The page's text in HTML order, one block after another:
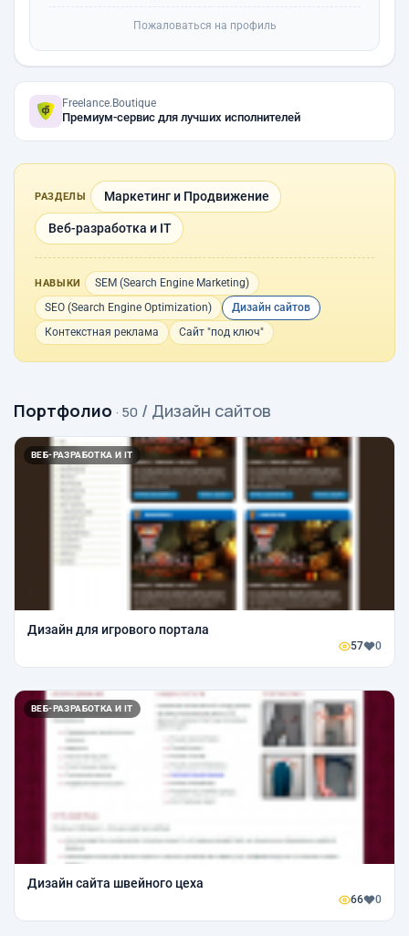
Пожаловаться на профиль
Freelance.Boutique
Премиум-сервис для лучших исполнителей
РАЗДЕЛЫ Маркетинг и Продвижение
Веб-разработка и IT
НАВЫКИ
SEM (Search Engine Marketing)
SEO (Search Engine Optimization)
Дизайн сайтов
Контекстная реклама
Сайт "под ключ"
Портфолио · 50 / Дизайн сайтов
ВЕБ-РАЗРАБОТКА И IT
Дизайн для игрового портала
57 0
ВЕБ-РАЗРАБОТКА И IT
Дизайн сайта швейного цеха
66 0